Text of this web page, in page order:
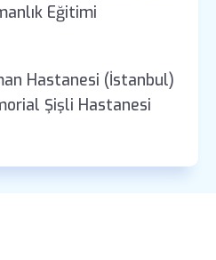
Eğitimi
Hastanesi (İstanbul)
Şişli Hastanesi